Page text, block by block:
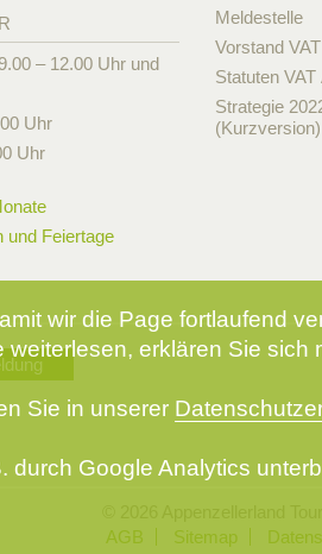
– 12.00 Uhr und
Uhr
Uhr
und Feiertage
Meldestelle
Vorstand
Statuten VAT
Strategie
(Kurzversion)
AGB
Sitemap
wir die Page fortlaufend
erklären Sie
Sie in unserer
Google Analytics